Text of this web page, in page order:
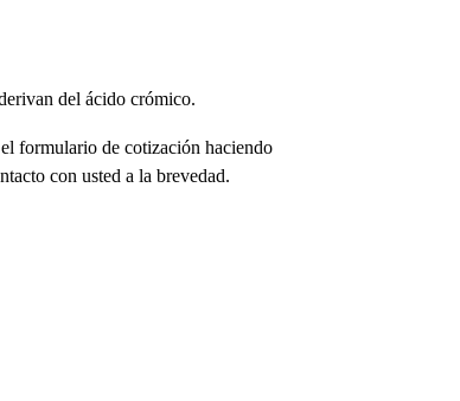
del ácido crómico.
formulario de cotización haciendo
con usted a la brevedad.